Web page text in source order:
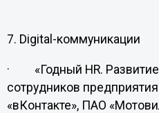
7. Digital-коммуникации
· «Годный HR.
сотрудников
«вКонтакте», ПАО